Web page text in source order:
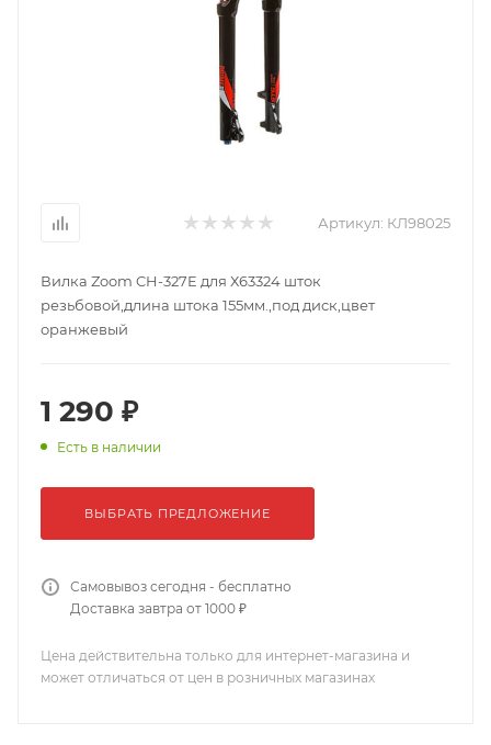
Артикул: КЛ98025
Вилка Zoom CH-327E для Х63324 шток
резьбовой,длина штока 155мм.,под диск,цвет
оранжевый
1 290 ₽
Есть в наличии
ВЫБРАТЬ ПРЕДЛОЖЕНИЕ
Самовывоз сегодня - бесплатно
Доставка завтра от 1000 ₽
Цена действительна только для интернет-магазина и
может отличаться от цен в розничных магазинах